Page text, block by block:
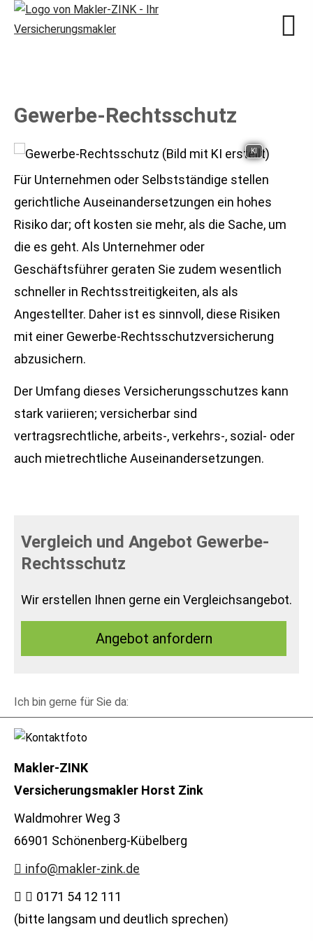
Gewerbe-Rechtsschutz
KI
Für Unternehmen oder Selbstständige stellen
gerichtliche Auseinandersetzungen ein hohes
Risiko dar; oft kosten sie mehr, als die Sache, um
die es geht. Als Unternehmer oder
Geschäftsführer geraten Sie zudem wesentlich
schneller in Rechtsstreitigkeiten, als als
Angestellter. Daher ist es sinnvoll, diese Risiken
mit einer Gewerbe-Rechts­schutz­ver­si­che­rung
abzusichern.
Der Umfang dieses Versicherungsschutzes kann
stark variieren; versicherbar sind
vertragsrechtliche, arbeits-, verkehrs-, sozial- oder
auch mietrechtliche Auseinandersetzungen.
Vergleich und Angebot Gewerbe-
Rechtsschutz
Wir erstellen Ihnen gerne ein Vergleichsangebot.
An­ge­bot an­for­dern
Ich bin gerne für Sie da:
Makler-ZINK
Ver­sicherungs­makler Horst Zink
Waldmohrer Weg 3
66901 Schönenberg-Kübelberg
info@makler-zink.de
0171 54 12 111
(bitte langsam und deutlich sprechen)